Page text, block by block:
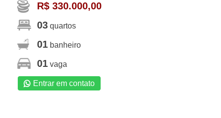
R$ 330.000,00
03 quartos
01 banheiro
01 vaga
Entrar em contato